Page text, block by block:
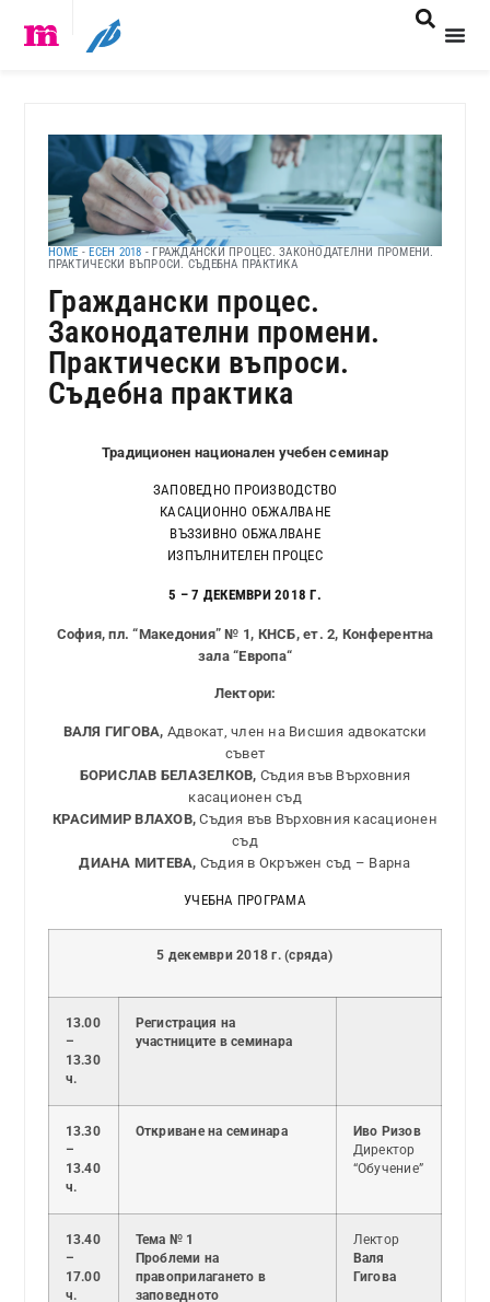
HOME - ЕСЕН 2018 - ГРАЖДАНСКИ ПРОЦЕС. ЗАКОНОДАТЕЛНИ ПРОМЕНИ.
ПРАКТИЧЕСКИ ВЪПРОСИ. СЪДЕБНА ПРАКТИКА
Граждански процес.
Законодателни промени.
Практически въпроси.
Съдебна практика
Традиционен национален учебен семинар
ЗАПОВЕДНО ПРОИЗВОДСТВО
КАСАЦИОННО ОБЖАЛВАНЕ
ВЪЗЗИВНО ОБЖАЛВАНЕ
ИЗПЪЛНИТЕЛЕН ПРОЦЕС
5 – 7 ДЕКЕМВРИ 2018 Г.
София, пл. “Македония” № 1, КНСБ, ет. 2, Конферентна
зала “Европа“
Лектори:
ВАЛЯ ГИГОВА, Адвокат, член на Висшия адвокатски
съвет
БОРИСЛАВ БЕЛАЗЕЛКОВ, Съдия във Върховния
касационен съд
КРАСИМИР ВЛАХОВ,Съдия във Върховния касационен
съд
ДИАНА МИТЕВА, Съдия в Окръжен съд – Варна
УЧЕБНА ПРОГРАМА
5 декември 2018 г. (сряда)
13.00
–
13.30
ч.
Регистрация на
участниците в семинара
13.30
–
13.40
ч.
Откриване на семинара
Иво Ризов
Директор
“Обучение”
13.40
–
17.00
ч.
Тема № 1
Проблеми на
правоприлагането в
заповедното
Лектор
Валя
Гигова